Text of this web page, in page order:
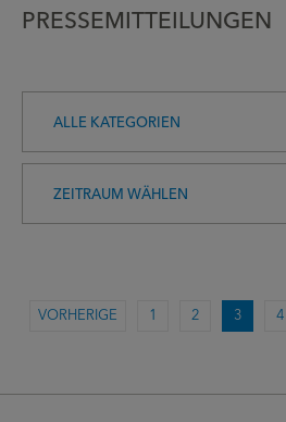
PRESSEMITTEILUNGEN
ALLE KATEGORIEN
ZEITRAUM WÄHLEN
VORHERIGE 1 2 3 4